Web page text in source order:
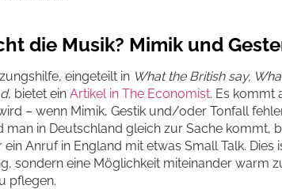
die Musik? Mimik und
eingeteilt in What the British say,
, bietet ein Artikel in The Economist. Es kommt
– wenn Mimik, Gestik und/oder Tonfall
man in Deutschland gleich zur Sache kommt,
Anruf in England mit etwas Small Talk. Dies
sondern eine Möglichkeit miteinander warm
pflegen.